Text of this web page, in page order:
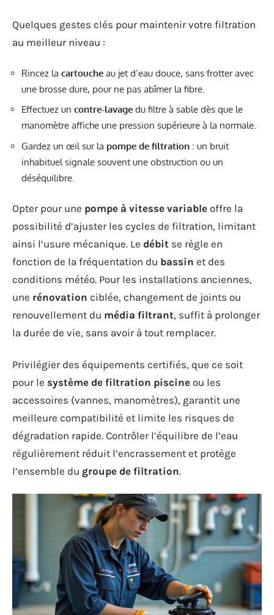
Quelques gestes clés pour maintenir votre filtration
au meilleur niveau :
Rincez la cartouche au jet d’eau douce, sans frotter avec
une brosse dure, pour ne pas abîmer la fibre.
Effectuez un contre-lavage du filtre à sable dès que le
manomètre affiche une pression supérieure à la normale.
Gardez un œil sur la pompe de filtration : un bruit
inhabituel signale souvent une obstruction ou un
déséquilibre.
Opter pour une pompe à vitesse variable offre la
possibilité d’ajuster les cycles de filtration, limitant
ainsi l’usure mécanique. Le débit se règle en
fonction de la fréquentation du bassin et des
conditions météo. Pour les installations anciennes,
une rénovation ciblée, changement de joints ou
renouvellement du média filtrant, suffit à prolonger
la durée de vie, sans avoir à tout remplacer.
Privilégier des équipements certifiés, que ce soit
pour le système de filtration piscine ou les
accessoires (vannes, manomètres), garantit une
meilleure compatibilité et limite les risques de
dégradation rapide. Contrôler l’équilibre de l’eau
régulièrement réduit l’encrassement et protège
l’ensemble du groupe de filtration.